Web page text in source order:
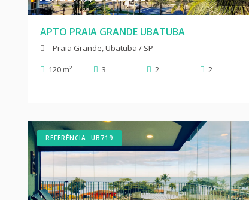
APTO PRAIA GRANDE UBATUBA
Praia Grande, Ubatuba / SP
120 m²
3 2 2
REFERÊNCIA: UB719